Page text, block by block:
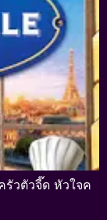
วตัวจี๊ด หัวใจค